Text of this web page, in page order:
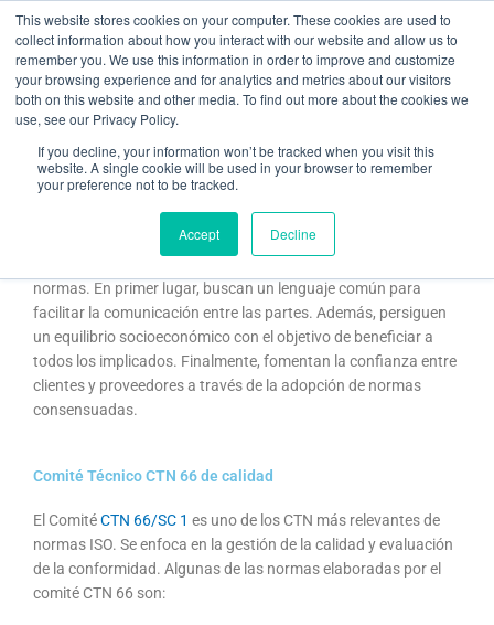
This website stores cookies on your computer. These cookies are used to
collect information about how you interact with our website and allow us to
remember you. We use this information in order to improve and customize
your browsing experience and for analytics and metrics about our visitors
both on this website and other media. To find out more about the cookies we
use, see our Privacy Policy.
If you decline, your information won’t be tracked when you visit this
website. A single cookie will be used in your browser to remember
your preference not to be tracked.
Accept Decline
contenido
Comités Técnicos o CTN de normas ISO
Los Comités Técnicos de Normalización o CTN de normas ISO
normas. En primer lugar, buscan un lenguaje común para
facilitar la comunicación entre las partes. Además, persiguen
un equilibrio socioeconómico con el objetivo de beneficiar a
todos los implicados. Finalmente, fomentan la confianza entre
clientes y proveedores a través de la adopción de normas
consensuadas.
Comité Técnico CTN 66 de calidad
El ComitéCTN 66/SC 1 es uno de los CTN más relevantes de
normas ISO. Se enfoca en la gestión de la calidad y evaluación
de la conformidad. Algunas de las normas elaboradas por el
comité CTN 66 son: